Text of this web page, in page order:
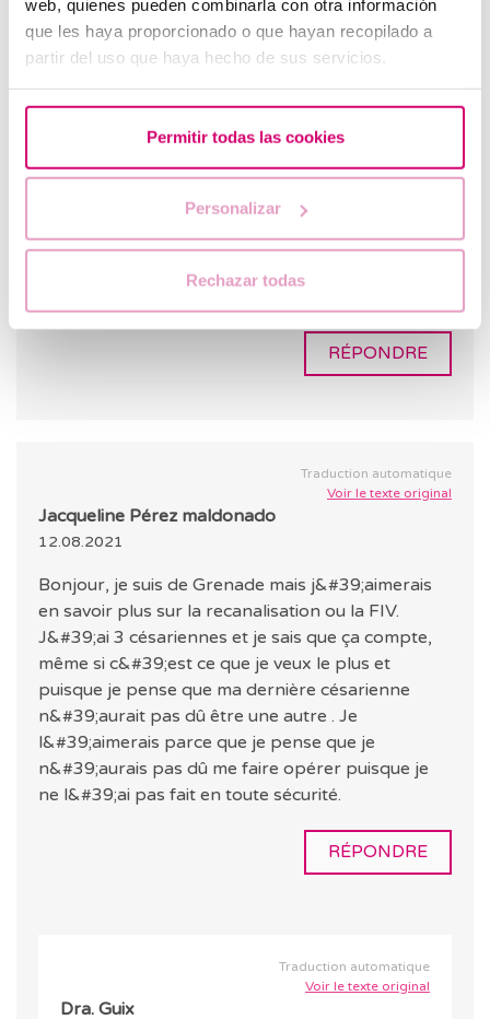
web, quienes pueden combinarla con otra información
que les haya proporcionado o que hayan recopilado a
partir del uso que haya hecho de sus servicios.
Permitir todas las cookies
Personalizar
Rechazar todas
Traduction automatique
21.07.2022
Bonjour, il y a moins de 8 mois j&#39;ai eu le
pomeroy mais je ne sais pas si c&#39;était la
meilleure décision, j&#39;aimerais savoir s&#39;il y
RÉPONDRE
Traduction automatique
Voir le texte original
Jacqueline Pérez maldonado
12.08.2021
Bonjour, je suis de Grenade mais j&#39;aimerais
en savoir plus sur la recanalisation ou la FIV.
J&#39;ai 3 césariennes et je sais que ça compte,
même si c&#39;est ce que je veux le plus et
puisque je pense que ma dernière césarienne
n&#39;aurait pas dû être une autre . Je
l&#39;aimerais parce que je pense que je
n&#39;aurais pas dû me faire opérer puisque je
ne l&#39;ai pas fait en toute sécurité.
RÉPONDRE
Traduction automatique
Voir le texte original
Dra. Guix